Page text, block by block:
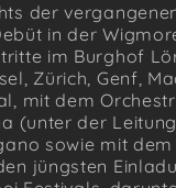
der
in der
im Burghof
Zürich, Genf,
mit dem
(unter der
sowie mit
jüngsten